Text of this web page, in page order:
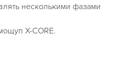
несколькими фазами
X-CORE.